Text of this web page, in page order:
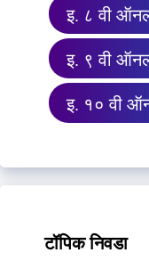
इ. ८ वी
इ. ९ वी
इ. १० वी
टॉपिक निवडा